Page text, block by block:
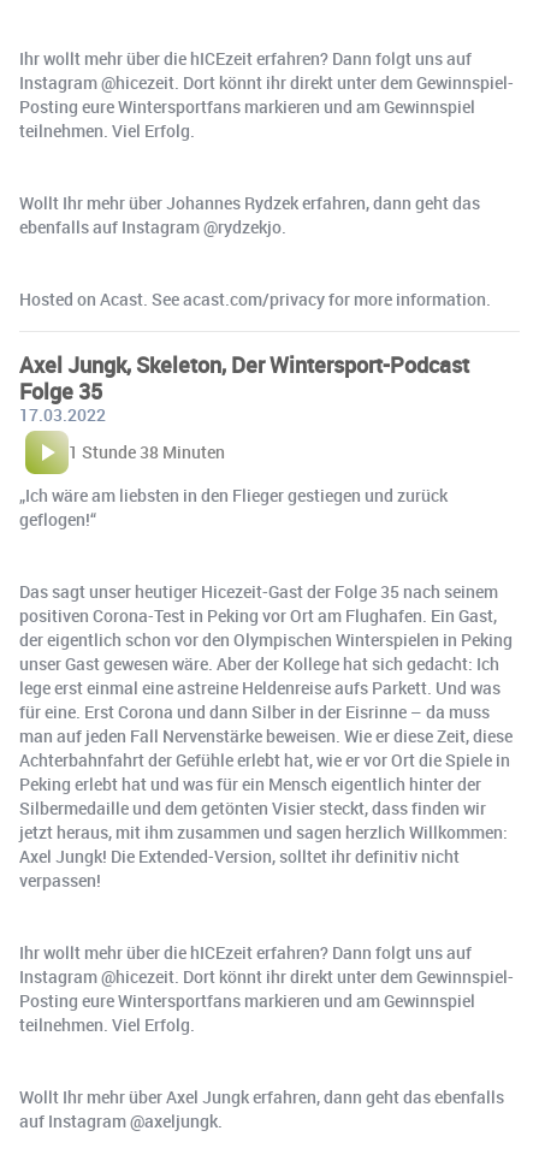
Ihr wollt mehr über die hICEzeit erfahren? Dann folgt uns auf
Instagram @hicezeit. Dort könnt ihr direkt unter dem Gewinnspiel-
Posting eure Wintersportfans markieren und am Gewinnspiel
teilnehmen. Viel Erfolg.
Wollt Ihr mehr über Johannes Rydzek erfahren, dann geht das
ebenfalls auf Instagram @rydzekjo.
Hosted on Acast. See acast.com/privacy for more information.
Axel Jungk, Skeleton, Der Wintersport-Podcast
Folge 35
17.03.2022
1 Stunde 38 Minuten
„Ich wäre am liebsten in den Flieger gestiegen und zurück
geflogen!“
Das sagt unser heutiger Hicezeit-Gast der Folge 35 nach seinem
positiven Corona-Test in Peking vor Ort am Flughafen. Ein Gast,
der eigentlich schon vor den Olympischen Winterspielen in Peking
unser Gast gewesen wäre. Aber der Kollege hat sich gedacht: Ich
lege erst einmal eine astreine Heldenreise aufs Parkett. Und was
für eine. Erst Corona und dann Silber in der Eisrinne – da muss
man auf jeden Fall Nervenstärke beweisen. Wie er diese Zeit, diese
Achterbahnfahrt der Gefühle erlebt hat, wie er vor Ort die Spiele in
Peking erlebt hat und was für ein Mensch eigentlich hinter der
Silbermedaille und dem getönten Visier steckt, dass finden wir
jetzt heraus, mit ihm zusammen und sagen herzlich Willkommen:
Axel Jungk! Die Extended-Version, solltet ihr definitiv nicht
verpassen!
Ihr wollt mehr über die hICEzeit erfahren? Dann folgt uns auf
Instagram @hicezeit. Dort könnt ihr direkt unter dem Gewinnspiel-
Posting eure Wintersportfans markieren und am Gewinnspiel
teilnehmen. Viel Erfolg.
Wollt Ihr mehr über Axel Jungk erfahren, dann geht das ebenfalls
auf Instagram @axeljungk.